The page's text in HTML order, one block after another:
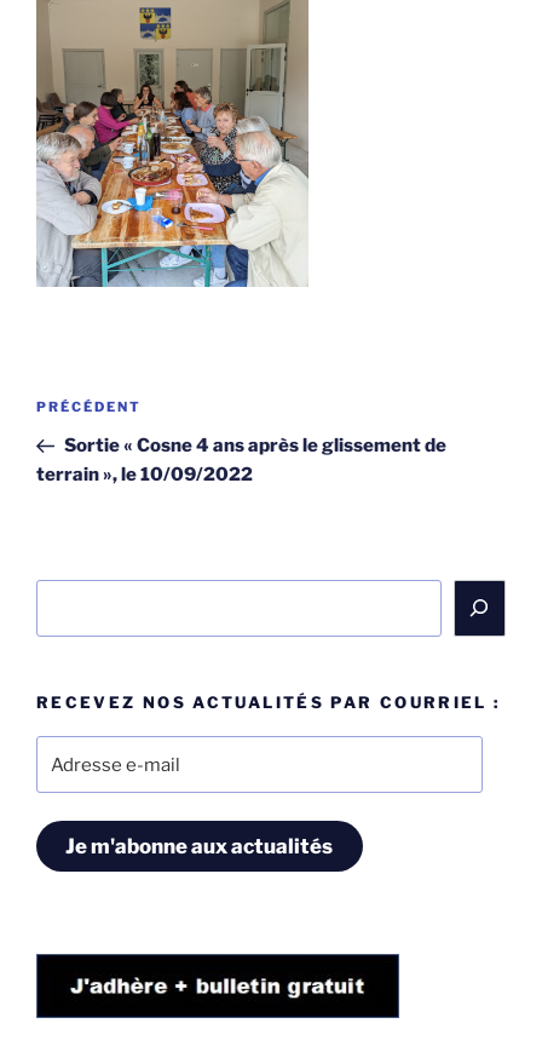
Navigation
l’article
Article
précédent
PRÉCÉDENT
Sortie « Cosne 4 ans après le glissement de
terrain », le 10/09/2022
RECEVEZ NOS ACTUALITÉS PAR COURRIEL :
Je m'abonne aux actualités